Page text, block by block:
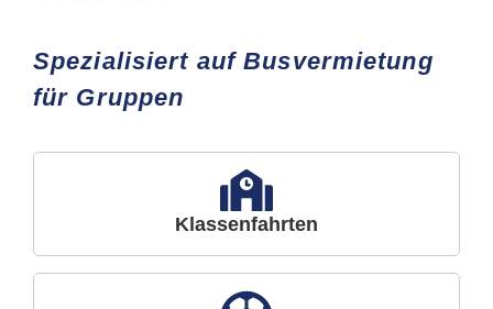
Spezialisiert auf Busvermietung
für Gruppen
Klassenfahrten